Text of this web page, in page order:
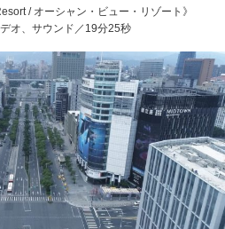
/ オーシャン・ビュー・リゾート》
オ、サウンド／19分25秒